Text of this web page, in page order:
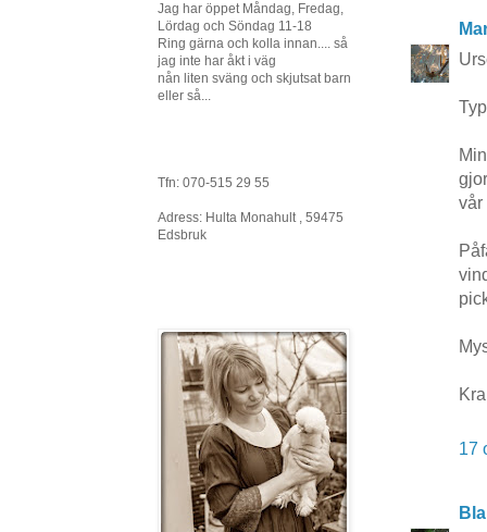
vår
17
Jag har öppet Måndag, Fredag,
Lördag och Söndag 11-18
Ring gärna och kolla innan.... så
jag inte har åkt i väg
nån liten sväng och skjutsat barn
eller så...
Tfn: 070-515 29 55
Adress: Hulta Monahult , 59475
Edsbruk